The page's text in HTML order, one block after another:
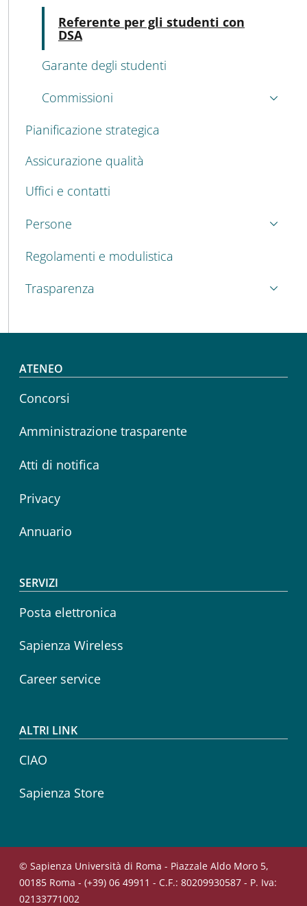
Referente per gli studenti con
DSA
Garante degli studenti
Commissioni
Pianificazione strategica
Assicurazione qualità
Uffici e contatti
Persone
Regolamenti e modulistica
Trasparenza
Footer menu
ATENEO
Concorsi
Amministrazione trasparente
Atti di notifica
Privacy
Annuario
SERVIZI
Posta elettronica
Sapienza Wireless
Career service
ALTRI LINK
CIAO
Sapienza Store
© Sapienza Università di Roma - Piazzale Aldo Moro 5,
00185 Roma - (+39) 06 49911 - C.F.: 80209930587 - P. Iva:
02133771002